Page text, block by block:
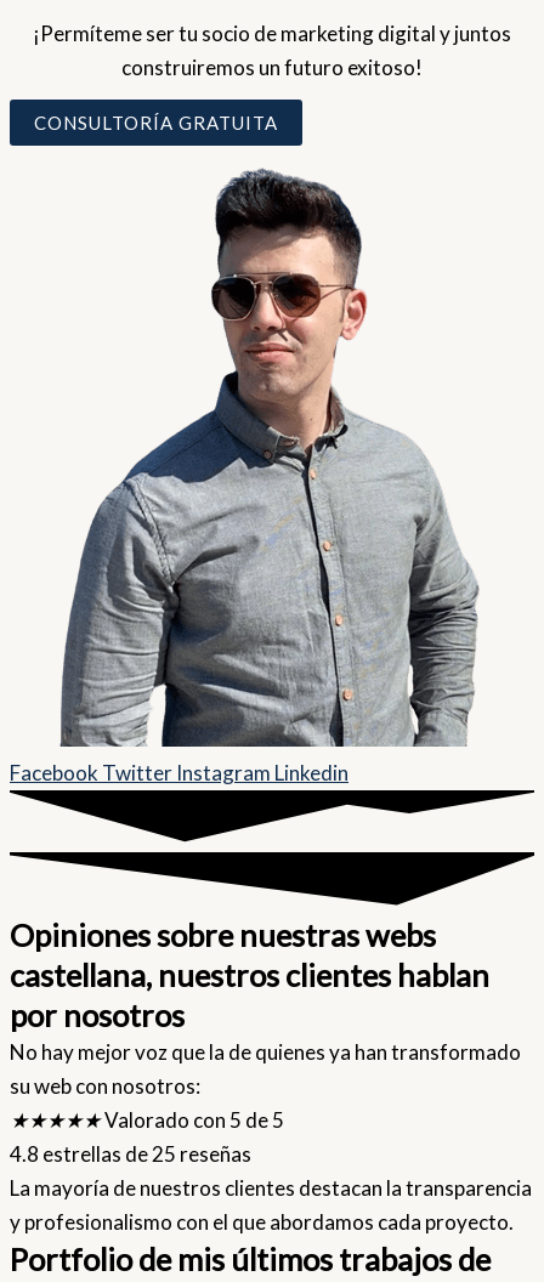
¡Permíteme ser tu socio de marketing digital y juntos
construiremos un futuro exitoso!
CONSULTORÍA GRATUITA
Facebook Twitter Instagram Linkedin
Opiniones sobre nuestras webs
castellana, nuestros clientes hablan
por nosotros
No hay mejor voz que la de quienes ya han transformado
su web con nosotros:
★★★★★Valorado con 5 de 5
4.8 estrellas de 25 reseñas
La mayoría de nuestros clientes destacan la transparencia
y profesionalismo con el que abordamos cada proyecto.
Portfolio de mis últimos trabajos de